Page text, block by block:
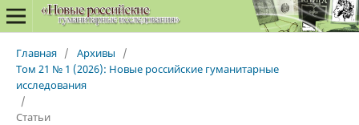
Главная / Архивы
/
Том 21 № 1 (2026): Новые российские гуманитарные
исследования
/
Статьи